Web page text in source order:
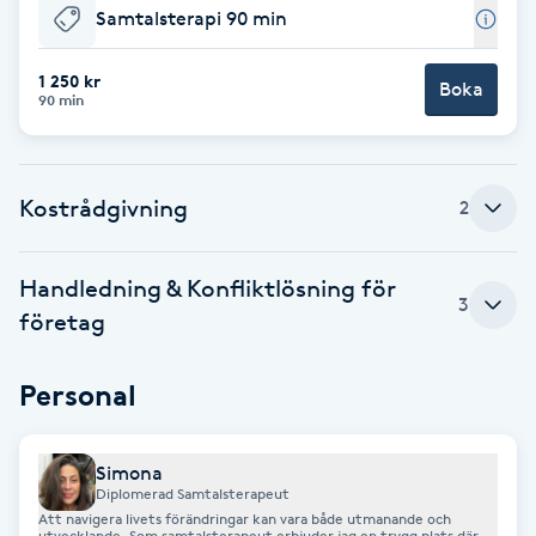
Babylights
Balayage
Barnklippning
Bottenfärg
Samtalsterapi 90 min
1 250 kr
90 min Boka
Kostrådgivning 2
Handledning & Konfliktlösning för
företag
3
Personal
Simona
Diplomerad Samtalsterapeut
Att navigera livets förändringar kan vara både utmanande och